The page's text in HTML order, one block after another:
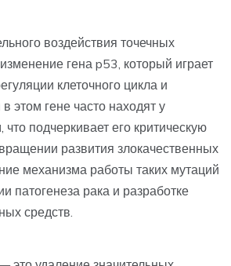
воздействия точечных
гена p53, который играет
клеточного цикла и
этом гене часто находят у
подчеркивает его критическую
развития злокачественных
механизма работы таких мутаций
патогенеза рака и разработке
средств.